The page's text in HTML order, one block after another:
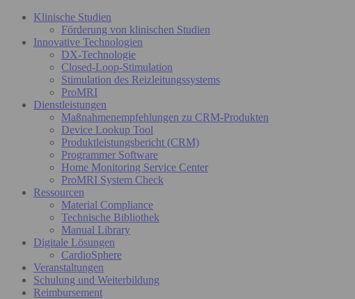
Klinische Studien
Förderung von klinischen Studien
Innovative Technologien
DX-Technologie
Closed-Loop-Stimulation
Stimulation des Reizleitungssystems
ProMRI
Dienstleistungen
Maßnahmenempfehlungen zu CRM-Produkten
Device Lookup Tool
Produktleistungsbericht (CRM)
Programmer Software
Home Monitoring Service Center
ProMRI System Check
Ressourcen
Material Compliance
Technische Bibliothek
Manual Library
Digitale Lösungen
CardioSphere
Veranstaltungen
Schulung und Weiterbildung
Reimbursement